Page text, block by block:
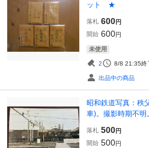
ット ★
落札 600円
開始 600円
未使用
2 8/8 21:35終
出品中の商品
昭和鉄道写真：秩
車)。撮影時期不
落札 500円
開始 500円